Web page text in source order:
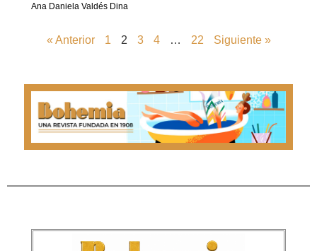
Ana Daniela Valdés Dina
« Anterior 1 2 3 4 … 22 Siguiente »